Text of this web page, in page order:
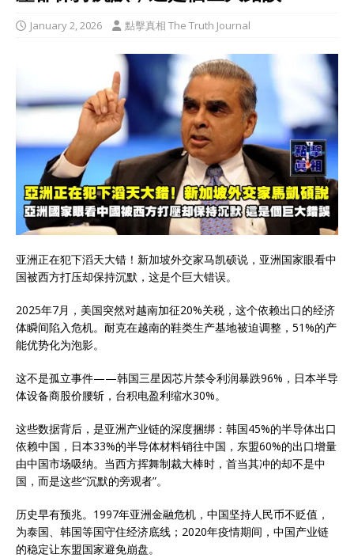
January 2, 2026 點擊真相 The Truth Journal
亚洲正在犯下滔天大错！新加坡外交家马凯硕说，亚洲国家眼看中
国被西方打压却保持沉默，这是个巨大错误。
2025年7月，美国突然对越南加征20%关税，这个依赖出口的经济
体瞬间陷入危机。耐克在越南的鞋类生产基地被迫调整，51%的产
能优势化为泡影。
这不是孤立事件——韩国三星因芯片禁令利润暴跌96%，日本半导
体设备商股价腰斩，台积电盈利缩水30%。
这些数据背后，是亚洲产业链的深度捆绑：韩国45%的半导体出口
依赖中国，日本33%的半导体材料销往中国，东盟60%的出口增量
由中国市场吸纳。当西方挥舞制裁大棒时，首当其冲的却不是中
国，而是这些“沉默的旁观者”。
历史早有预兆。1997年亚洲金融危机，中国坚持人民币不贬值，
为泰国、韩国等国守住经济底线；2020年疫情期间，中国产业链
的稳定让东盟国家避免崩盘。